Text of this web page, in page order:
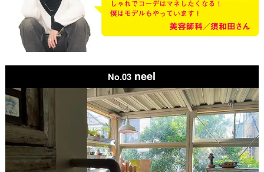
No.03 neel